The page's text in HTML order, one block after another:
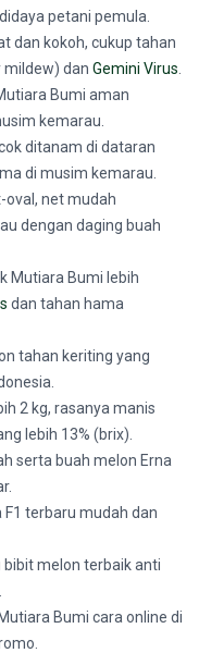
petani pemula.
dan kokoh, cukup tahan
mildew) dan Gemini Virus
Bumi aman
kemarau.
ditanam di dataran
di musim kemarau.
oval, net mudah
dengan daging buah
Mutiara Bumi lebih
dan tahan hama
tahan keriting yang
2 kg, rasanya manis
lebih 13% (brix).
serta buah melon Erna
terbaru mudah dan
bibit melon terbaik anti
Bumi cara online di